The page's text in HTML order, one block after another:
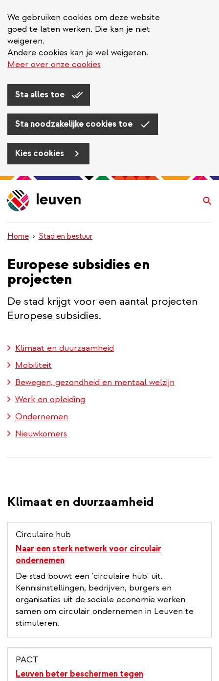
We gebruiken cookies om deze website
goed te laten werken. Die kan je niet
weigeren.
Andere cookies kan je wel weigeren.
Meer over onze cookies
Sta alles toe
Sta noodzakelijke cookies toe
Kies cookies
Overslaan
en
naar
inhoud
gaan
Home Stad en bestuur
Europese subsidies en
projecten
De stad krijgt voor een aantal projecten
Europese subsidies.
Klimaat en duurzaamheid
Mobiliteit
Bewegen, gezondheid en mentaal welzijn
Werk en opleiding
Ondernemen
Nieuwkomers
Klimaat en duurzaamheid
Circulaire hub
Naar een sterk netwerk voor circulair
ondernemen
De stad bouwt een 'circulaire hub' uit.
Kennisinstellingen, bedrijven, burgers en
organisaties uit de sociale economie werken
samen om circulair ondernemen in Leuven te
stimuleren.
PACT
Leuven beter beschermen tegen